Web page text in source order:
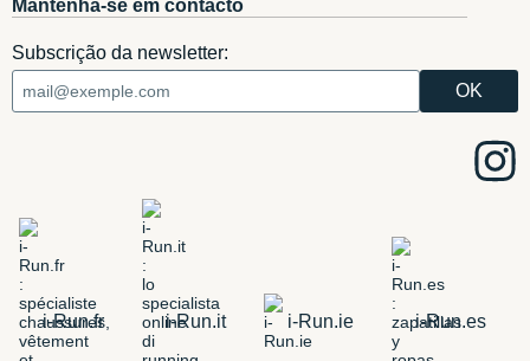
Mantenha-se em contacto
Subscrição da newsletter:
i-Run.fr i-Run.it i-Run.ie i-Run.es